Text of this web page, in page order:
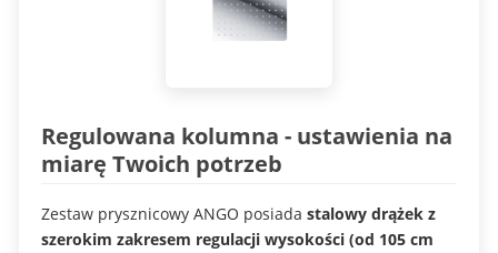
Regulowana kolumna - ustawienia na
miarę Twoich potrzeb
Zestaw prysznicowy ANGO posiada stalowy drążek z
szerokim zakresem regulacji wysokości (od 105 cm